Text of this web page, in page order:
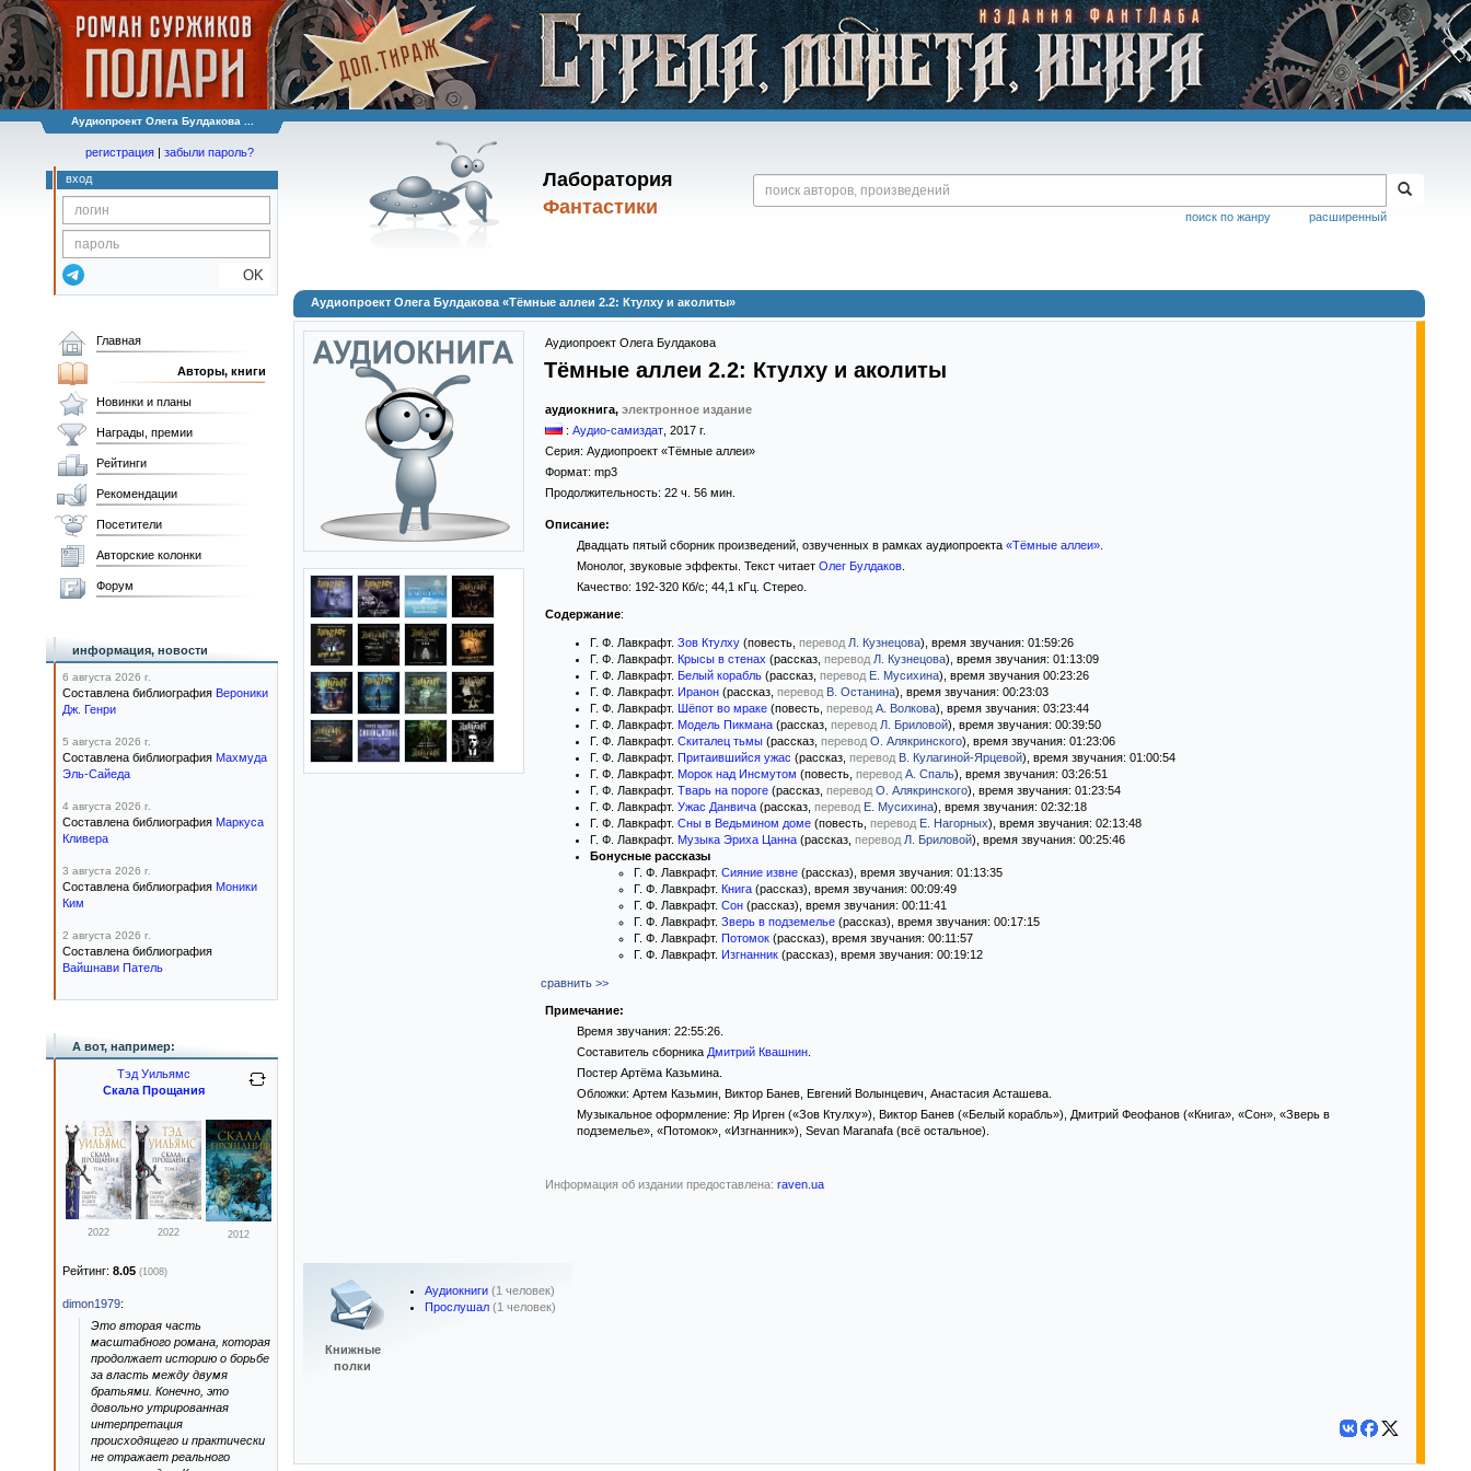
Аудиопроект Олега Булдакова ...
Лаборатория
Фантастики
расширенный
поиск по жанру
регистрация | забыли пароль?
вход
OK
Аудиопроект Олега Булдакова «Тёмные аллеи 2.2: Ктулху и аколиты»
Аудиопроект Олега Булдакова
Тёмные аллеи 2.2: Ктулху и аколиты
аудиокнига, электронное издание
: Аудио-самиздат 2017 г.
Серия: Аудиопроект «Тёмные аллеи»
Формат: mp3
Продолжительность: 22 ч. 56 мин.
Описание:
Двадцать пятый сборник произведений, озвученных в рамках аудиопроекта «Тёмные аллеи».
Монолог, звуковые эффекты. Текст читает Олег Булдаков.
Качество: 192-320 Кб/с; 44,1 кГц. Стерео.
Содержание:
Г. Ф. Лавкрафт. Зов Ктулху (повесть, перевод Л. Кузнецова), время звучания: 01:59:26
Г. Ф. Лавкрафт. Крысы в стенах (рассказ, перевод Л. Кузнецова), время звучания: 01:13:09
Г. Ф. Лавкрафт. Белый корабль (рассказ, перевод Е. Мусихина), время звучания 00:23:26
Г. Ф. Лавкрафт. Иранон (рассказ, перевод В. Останина), время звучания: 00:23:03
Г. Ф. Лавкрафт. Шёпот во мраке (повесть, перевод А. Волкова), время звучания: 03:23:44
Г. Ф. Лавкрафт. Модель Пикмана (рассказ, перевод Л. Бриловой), время звучания: 00:39:50
Г. Ф. Лавкрафт. Скиталец тьмы (рассказ, перевод О. Алякринского), время звучания: 01:23:06
Г. Ф. Лавкрафт. Притаившийся ужас (рассказ, перевод В. Кулагиной-Ярцевой), время звучания: 01:00:54
Г. Ф. Лавкрафт. Морок над Инсмутом (повесть, перевод А. Спаль), время звучания: 03:26:51
Г. Ф. Лавкрафт. Тварь на пороге (рассказ, перевод О. Алякринского), время звучания: 01:23:54
Г. Ф. Лавкрафт. Ужас Данвича (рассказ, перевод Е. Мусихина), время звучания: 02:32:18
Г. Ф. Лавкрафт. Сны в Ведьмином доме (повесть, перевод Е. Нагорных), время звучания: 02:13:48
Г. Ф. Лавкрафт. Музыка Эриха Цанна (рассказ, перевод Л. Бриловой), время звучания: 00:25:46
Бонусные рассказы
Г. Ф. Лавкрафт. Сияние извне (рассказ), время звучания: 01:13:35
Г. Ф. Лавкрафт. Книга (рассказ), время звучания: 00:09:49
Г. Ф. Лавкрафт. Сон (рассказ), время звучания: 00:11:41
Г. Ф. Лавкрафт. Зверь в подземелье (рассказ), время звучания: 00:17:15
Г. Ф. Лавкрафт. Потомок (рассказ), время звучания: 00:11:57
Г. Ф. Лавкрафт. Изгнанник (рассказ), время звучания: 00:19:12
сравнить >>
Примечание:
Время звучания: 22:55:26.
Составитель сборника Дмитрий Квашнин.
Постер Артёма Казьмина.
Обложки: Артем Казьмин, Виктор Банев, Евгений Волынцевич, Анастасия Асташева.
Музыкальное оформление: Яр Ирген («Зов Ктулху»), Виктор Банев («Белый корабль»), Дмитрий Феофанов («Книга», «Сон», «Зверь в
подземелье», «Потомок», «Изгнанник»), Sevan Maranafa (всё остальное).
Информация об издании предоставлена: raven.ua
Книжные
полки
Аудиокниги (1 человек)
Прослушал (1 человек)
Главная
Авторы, книги
Новинки и планы
Награды, премии
Рейтинги
Рекомендации
Посетители
Авторские колонки
Форум
информация, новости
6 августа 2026 г.
Составлена библиография Вероники
Дж. Генри
5 августа 2026 г.
Составлена библиография Махмуда
Эль-Сайеда
4 августа 2026 г.
Составлена библиография Маркуса
Кливера
3 августа 2026 г.
Составлена библиография Моники
Ким
2 августа 2026 г.
Составлена библиография
Вайшнави Патель
А вот, например:
Тэд Уильямс
Скала Прощания
2022 2022 2012
Рейтинг: 8.05 (1008)
dimon1979:
Это вторая часть
масштабного романа, которая
продолжает историю о борьбе
за власть между двумя
братьями. Конечно, это
довольно утрированная
интерпретация
происходящего и практически
не отражает реального